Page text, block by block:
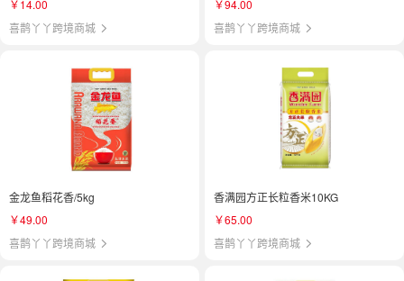
￥14.00
喜鹊丫丫跨境商城
￥94.00
喜鹊丫丫跨境商城
金龙鱼稻花香/5kg
￥49.00
喜鹊丫丫跨境商城
香满园方正长粒香米10KG
￥65.00
喜鹊丫丫跨境商城